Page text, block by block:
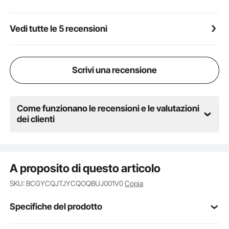
Vedi tutte le 5 recensioni
Scrivi una recensione
Come funzionano le recensioni e le valutazioni
dei clienti
A proposito di questo articolo
SKU: BCGYCQJTJYCQOQBUJ001V0Copia
Specifiche del prodotto